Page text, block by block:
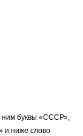
ним буквы «СССР»,
и ниже слово